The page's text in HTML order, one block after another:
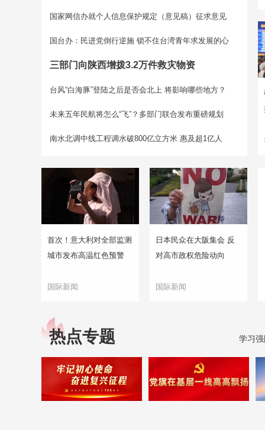
国家网信办就个人信息保护规定（意见稿）征求意见
国台办：民进党倒行逆施 锁不住台湾青年求发展的心
三部门向陕西增拨3.2万件救灾物资
台风“白海豚”登陆之后是否会北上 将影响哪些地方？
未来五年民航将怎么“飞”？多部门联合发布重磅规划
南水北调中线工程调水破800亿立方米 惠及超1亿人
首次！意大利对全部监测
城市发布高温红色预警
国际新闻
日本民众在大阪集会 反
对高市政权危险动向
国际新闻
热点专题 学习